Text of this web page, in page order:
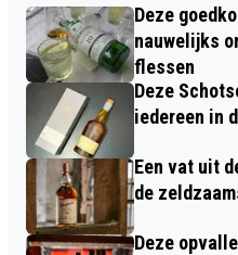
Deze
nauwelijks
flessen
Deze
iedereen in
Een vat uit
de
Deze